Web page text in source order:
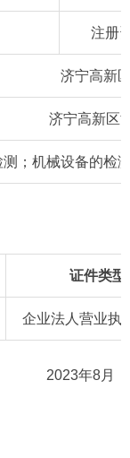
注册
济宁高新
济宁高新区
；机械设备的检
证件类型
企业法人营业执
月